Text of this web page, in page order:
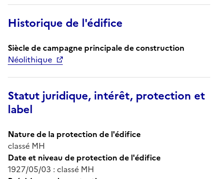
Historique de l'édifice
Siècle de campagne principale de construction
Néolithique
Statut juridique, intérêt, protection et
label
Nature de la protection de l'édifice
classé MH
Date et niveau de protection de l'édifice
1927/05/03 : classé MH